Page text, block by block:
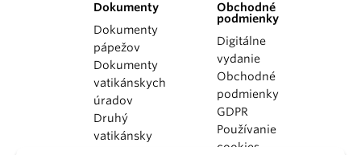
Dokumenty
Dokumenty
pápežov
Dokumenty
vatikánskych
úradov
Druhý
vatikánsky
Obchodné
podmienky
Digitálne
vydanie
Obchodné
podmienky
GDPR
Používanie
cookies